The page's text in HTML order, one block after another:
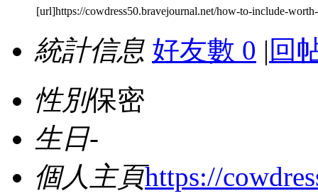
[url]https://cowdress50.bravejournal.net/how-to-include-
統計信息 好友數 0 | 回
性別保密
生日-
個人主頁https://